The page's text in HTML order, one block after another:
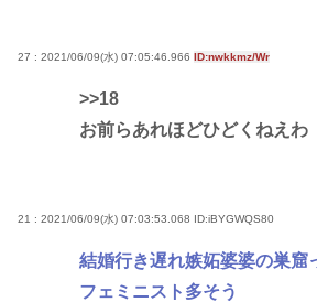
27 : 2021/06/09(水) 07:05:46.966 ID:nwkkmz/Wr
>>18
お前らあれほどひどくねえわ
21 : 2021/06/09(水) 07:03:53.068 ID:iBYGWQS80
結婚行き遅れ嫉妬婆婆の巣窟
フェミニスト多そう